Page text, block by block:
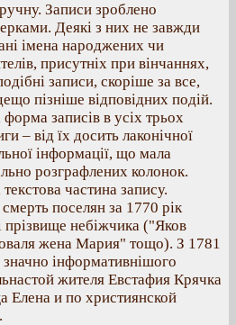
Записи зроблено
Деякі з них не завжди
імена народжених чи
присутніх при вінчаннях,
записи, скоріше за все,
пізніше відповідних подій.
записів в усіх трьох
– від їх досить лаконічної
інформації, що мала
розграфлених колонок.
частина запису.
поселян за 1770 рік
прізвище небіжчика ("Яков
жена Мария" тощо). З 1781
інформативнішого
жителя Евстафия Крячка
Елена и по християнской